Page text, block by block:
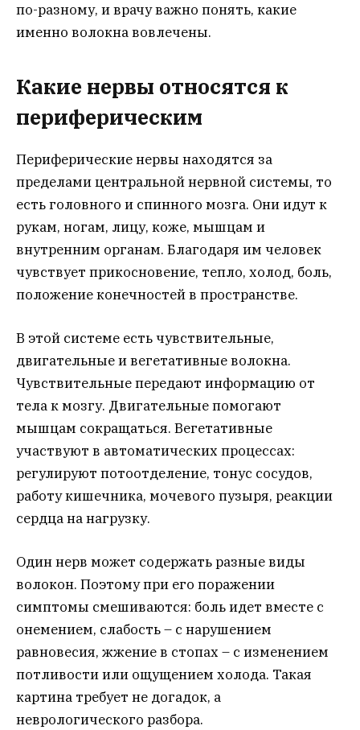
по-разному, и врачу важно понять, какие
именно волокна вовлечены.
Какие нервы относятся к
периферическим
Периферические нервы находятся за
пределами центральной нервной системы, то
есть головного и спинного мозга. Они идут к
рукам, ногам, лицу, коже, мышцам и
внутренним органам. Благодаря им человек
чувствует прикосновение, тепло, холод, боль,
положение конечностей в пространстве.
В этой системе есть чувствительные,
двигательные и вегетативные волокна.
Чувствительные передают информацию от
тела к мозгу. Двигательные помогают
мышцам сокращаться. Вегетативные
участвуют в автоматических процессах:
регулируют потоотделение, тонус сосудов,
работу кишечника, мочевого пузыря, реакции
сердца на нагрузку.
Один нерв может содержать разные виды
волокон. Поэтому при его поражении
симптомы смешиваются: боль идет вместе с
онемением, слабость – с нарушением
равновесия, жжение в стопах – с изменением
потливости или ощущением холода. Такая
картина требует не догадок, а
неврологического разбора.